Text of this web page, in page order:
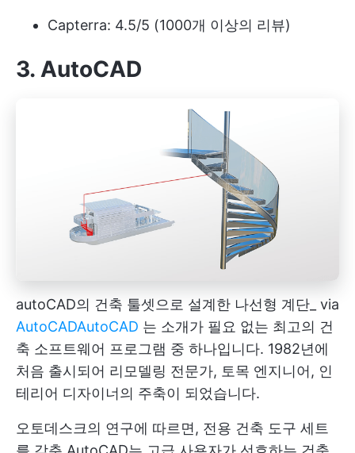
Capterra: 4.5/5 (1000개 이상의 리뷰)
3. AutoCAD
autoCAD의 건축 툴셋으로 설계한 나선형 계단_ via
AutoCADAutoCAD 는 소개가 필요 없는 최고의 건
축 소프트웨어 프로그램 중 하나입니다. 1982년에
처음 출시되어 리모델링 전문가, 토목 엔지니어, 인
테리어 디자이너의 주축이 되었습니다.
오토데스크의 연구에 따르면, 전용 건축 도구 세트